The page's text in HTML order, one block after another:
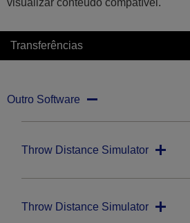
visualizar conteúdo compatível.
Transferências
Outro Software
Throw Distance Simulator
Throw Distance Simulator